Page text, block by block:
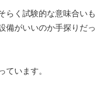
らく試験的な意味合いも
備がいいのか手探りだっ
ています。